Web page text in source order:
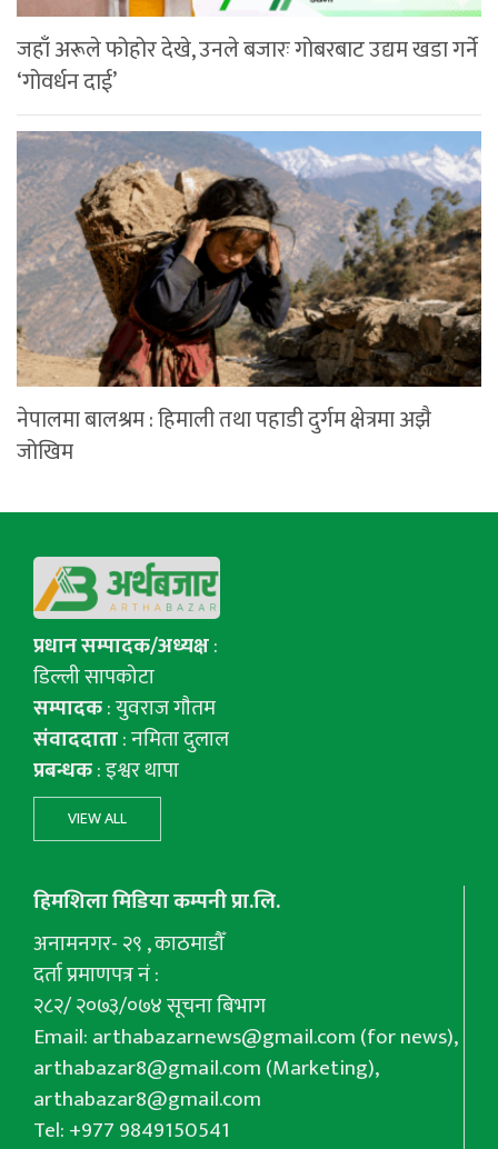
जहाँ अरूले फोहोर देखे, उनले बजारः गोबरबाट उद्यम खडा गर्ने
‘गोवर्धन दाई’
नेपालमा बालश्रम : हिमाली तथा पहाडी दुर्गम क्षेत्रमा अझै
जोखिम
प्रधान सम्पादक/अध्यक्ष:
डिल्ली सापकोटा
सम्पादक: युवराज गाैतम
संवाददाता: नमिता दुलाल
प्रबन्धक: इश्वर थापा
VIEW ALL
हिमशिला मिडिया कम्पनी प्रा.लि.
अनामनगर- २९ , काठमाडौँ
दर्ता प्रमाणपत्र नं :
२८२/ २०७३/०७४ सूचना बिभाग
Email:arthabazarnews@gmail.com(for news),
arthabazar8@gmail.com(Marketing),
arthabazar8@gmail.com
Tel: +977 9849150541